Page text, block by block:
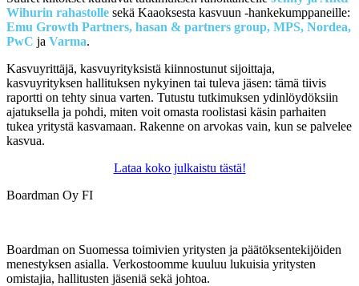
Wihurin rahastolle sekä Kaaoksesta kasvuun -hankekumppaneille:
Emu Growth Partners, hasan & partners group, MPS, Nordea,
PwC ja Varma.
Kasvuyrittäjä, kasvuyrityksistä kiinnostunut sijoittaja,
kasvuyrityksen hallituksen nykyinen tai tuleva jäsen: tämä tiivis
raportti on tehty sinua varten. Tutustu tutkimuksen ydinlöydöksiin
ajatuksella ja pohdi, miten voit omasta roolistasi käsin parhaiten
tukea yritystä kasvamaan. Rakenne on arvokas vain, kun se palvelee
kasvua.
Lataa koko julkaistu tästä!
Boardman Oy FI
Boardman on Suomessa toimivien yritysten ja päätöksentekijöiden
menestyksen asialla. Verkostoomme kuuluu lukuisia yritysten
omistajia, hallitusten jäseniä sekä johtoa.